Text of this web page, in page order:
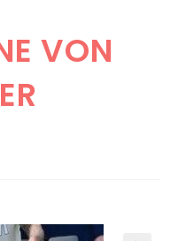
VON